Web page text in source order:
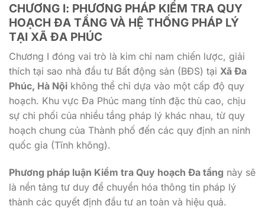
CHƯƠNG I: PHƯƠNG PHÁP KIỂM TRA QUY
HOẠCH ĐA TẦNG VÀ HỆ THỐNG PHÁP LÝ
TẠI XÃ ĐA PHÚC
Chương I đóng vai trò là kim chỉ nam chiến lược, giải
thích tại sao nhà đầu tư Bất động sản (BĐS) tại Xã Đa
Phúc, Hà Nội không thể chỉ dựa vào một cấp độ quy
hoạch. Khu vực Đa Phúc mang tính đặc thù cao, chịu
sự chi phối của nhiều tầng pháp lý khác nhau, từ quy
hoạch chung của Thành phố đến các quy định an ninh
quốc gia (Tĩnh không).
Phương pháp luận Kiểm tra Quy hoạch Đa tầng này sẽ
là nền tảng tư duy để chuyển hóa thông tin pháp lý
thành các quyết định đầu tư an toàn và hiệu quả.